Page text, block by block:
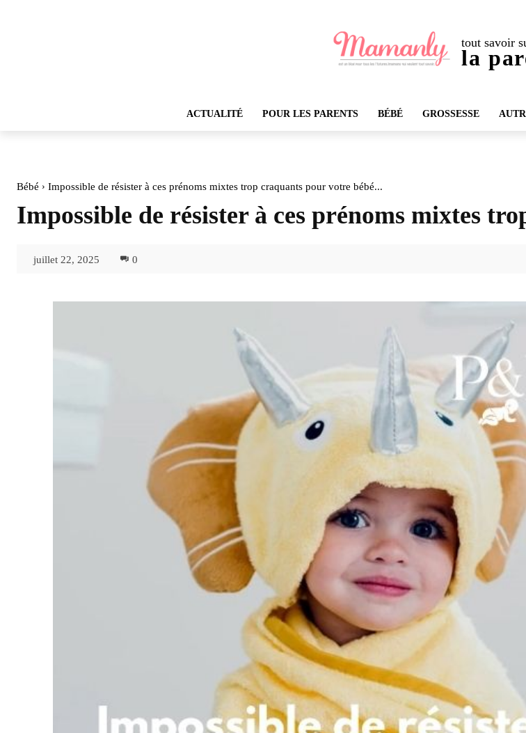
tout savoir
la
ACTUALITÉ POUR LES PARENTS BÉBÉ GROSSESSE
Bébé Impossible de résister à ces prénoms mixtes trop craquants pour votre bébé...
Impossible de résister à ces prénoms mixtes
juillet 22, 2025 0